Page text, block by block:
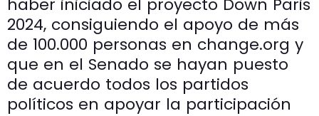
haber iniciado el proyecto Down Paris
2024, consiguiendo el apoyo de más
de 100.000 personas en change.org y
que en el Senado se hayan puesto
de acuerdo todos los partidos
políticos en apoyar la participación